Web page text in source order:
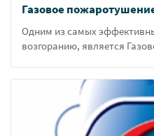
Газовое
Одним из самых
возгоранию, является